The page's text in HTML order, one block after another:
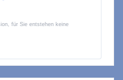
für Sie entstehen keine